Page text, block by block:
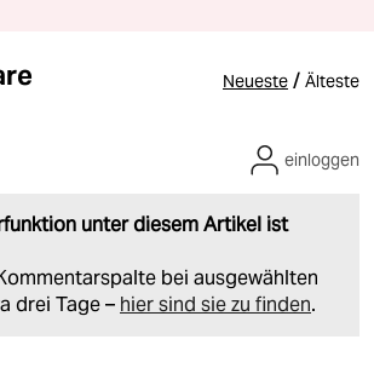
Neueste / Älteste
unter diesem Artikel ist
bei ausgewählten
drei Tage – hier sind sie zu finden.
einloggen